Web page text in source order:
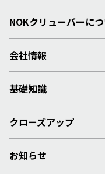
NOKクリューバーに
会社情報
基礎知識
クローズアップ
お知らせ